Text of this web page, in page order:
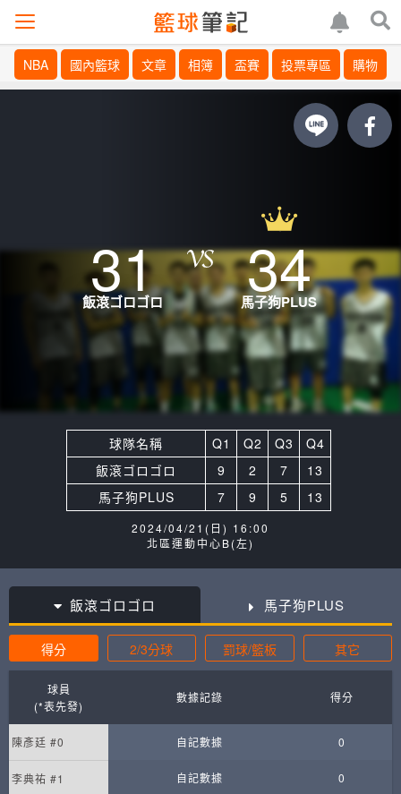
NBA 國內籃球 文章 相簿 盃賽 投票專區 購物
31
飯滾ゴロゴロ 34
馬子狗PLUS
球隊名稱 Q1 Q2 Q3
Q4
飯滾ゴロゴロ
9 2 7
13
馬子狗PLUS
7 9 5 13
2024/04/21(日) 16:00
北區運動中心B(左)
飯滾ゴロゴロ 馬子狗PLUS
得分 2/3分球 罰球/籃板 其它
球員
(*表先發)
數據記錄 得分
陳彥廷 #0 自記數據 0
李典祐 #1 自記數據 0